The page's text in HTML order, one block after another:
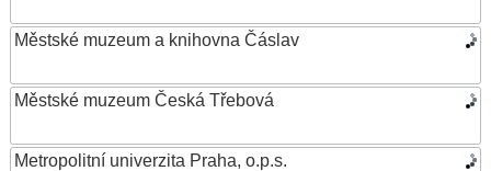
Městské muzeum a knihovna Čáslav
Městské muzeum Česká Třebová
Metropolitní univerzita Praha, o.p.s.